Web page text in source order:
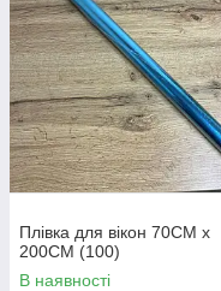
Плівка для вікон 70CM x
200CM (100)
В наявності